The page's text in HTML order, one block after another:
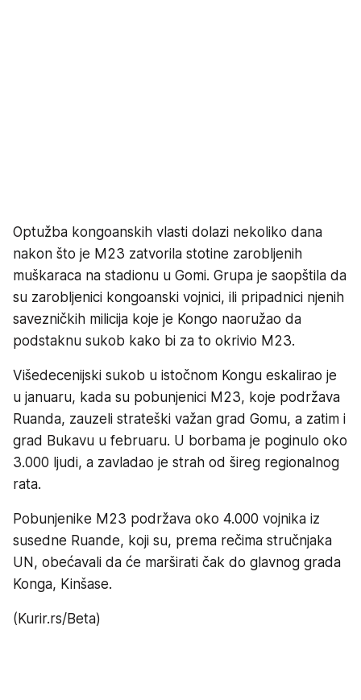
Optužba kongoanskih vlasti dolazi nekoliko dana
nakon što je M23 zatvorila stotine zarobljenih
muškaraca na stadionu u Gomi. Grupa je saopštila da
su zarobljenici kongoanski vojnici, ili pripadnici njenih
savezničkih milicija koje je Kongo naoružao da
podstaknu sukob kako bi za to okrivio M23.
Višedecenijski sukob u istočnom Kongu eskalirao je
u januaru, kada su pobunjenici M23, koje podržava
Ruanda, zauzeli strateški važan grad Gomu, a zatim i
grad Bukavu u februaru. U borbama je poginulo oko
3.000 ljudi, a zavladao je strah od šireg regionalnog
rata.
Pobunjenike M23 podržava oko 4.000 vojnika iz
susedne Ruande, koji su, prema rečima stručnjaka
UN, obećavali da će marširati čak do glavnog grada
Konga, Kinšase.
(Kurir.rs/Beta)